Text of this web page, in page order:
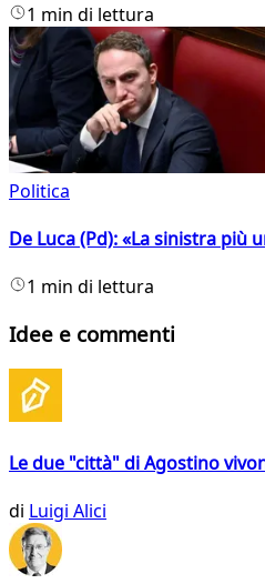
1 min di lettura
Politica
De Luca (Pd): «La sinistra più
1 min di lettura
Idee e commenti
Le due "città" di Agostino
di Luigi Alici